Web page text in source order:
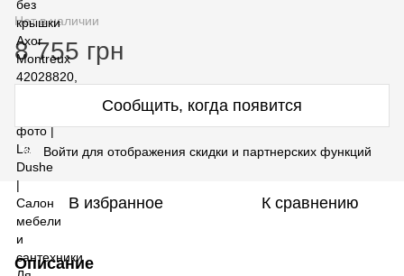
Нет в наличии
8 755 грн
Сообщить, когда появится
% Войти для отображения скидки и партнерских функций
В избранное К сравнению
Описание